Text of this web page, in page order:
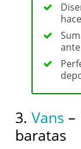
3.Vans –
baratas